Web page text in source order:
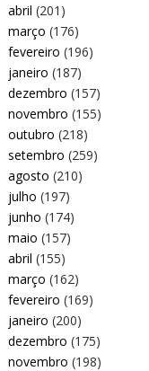
abril (201)
março (176)
fevereiro (196)
janeiro (187)
dezembro (157)
novembro (155)
outubro (218)
setembro (259)
agosto (210)
julho (197)
junho (174)
maio (157)
abril (155)
março (162)
fevereiro (169)
janeiro (200)
dezembro (175)
novembro (198)